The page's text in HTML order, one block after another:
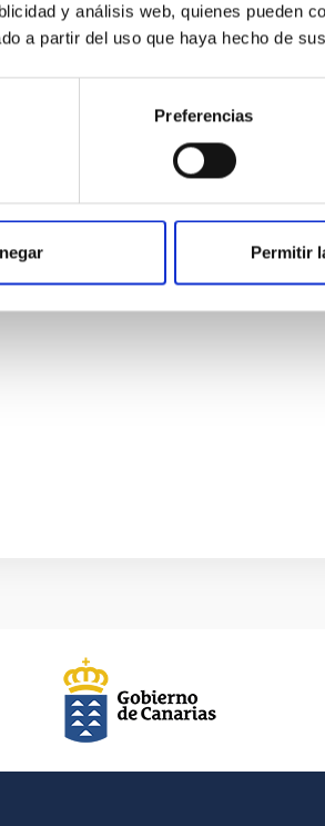
y análisis web, quienes pueden
a partir del uso que haya hecho de
Preferencias
Permitir
Teide Observatory
MIT student camp at the OT is
a special event where the students